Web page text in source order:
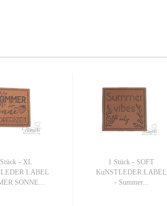
- XL
LABEL
SONNE...
1 Stück - SOFT
KuNSTLEDER LABEL
- Summer...